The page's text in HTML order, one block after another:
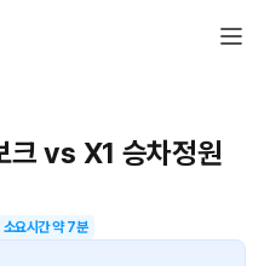
vs X1 승차정원
소요시간 약7분